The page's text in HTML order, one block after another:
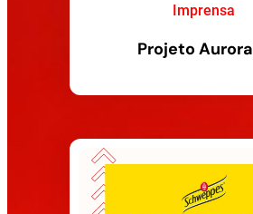
Imprensa
Projeto Aurora